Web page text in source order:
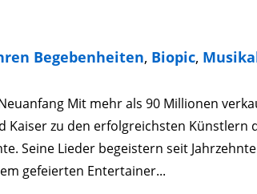
Begebenheiten, Biopic,
Mit mehr als 90 Millionen
Kaiser zu den erfolgreichsten Künstlern
Seine Lieder begeistern seit
gefeierten Entertainer...